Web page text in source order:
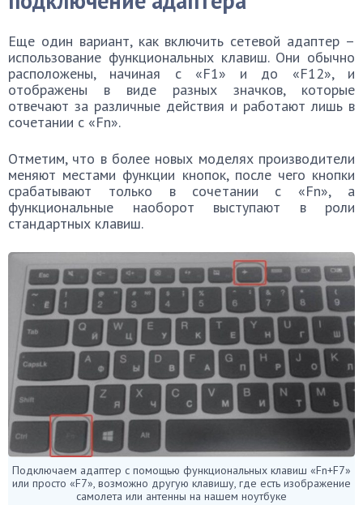
Еще один вариант, как включить сетевой адаптер –
использование функциональных клавиш. Они обычно
расположены, начиная с «F1» и до «F12», и
отображены в виде разных значков, которые
отвечают за различные действия и работают лишь в
сочетании с «Fn».
Отметим, что в более новых моделях производители
меняют местами функции кнопок, после чего кнопки
срабатывают только в сочетании с «Fn», а
функциональные наоборот выступают в роли
стандартных клавиш.
Подключаем адаптер с помощью функциональных клавиш «Fn+F7»
или просто «F7», возможно другую клавишу, где есть изображение
самолета или антенны на нашем ноутбуке